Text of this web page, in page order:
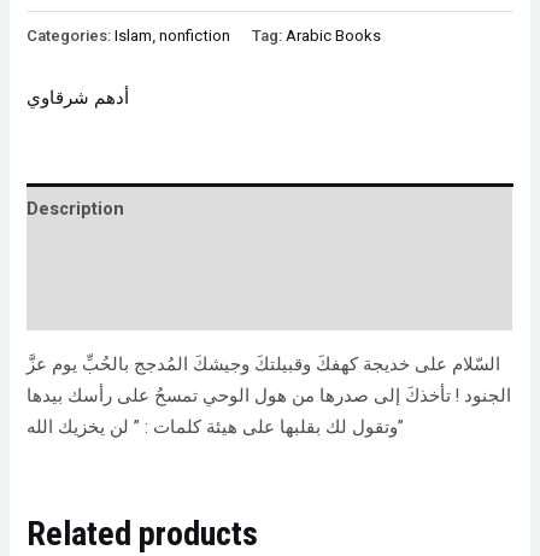
Categories:Islam,nonfiction Tag:Arabic Books
أدهم شرقاوي
Description
السّلام على خديجة كهفكَ وقبيلتكَ وجيشكَ المُدجج بالحُبِّ يوم عزَّ
الجنود ! تأخذكَ إلى صدرها من هول الوحي تمسحُ على رأسك بيدها
وتقول لك بقلبها على هيئة كلمات : ” لن يخزيك الله”
Related products